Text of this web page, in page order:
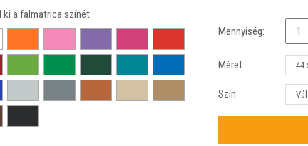
ki a falmatrica színét:
Mennyiség:
Méret
Szín